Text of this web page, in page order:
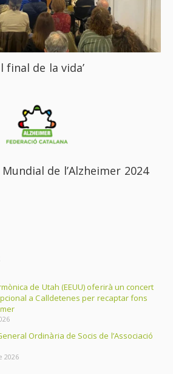
final de la vida’
de l’Alzheimer 2024
de Utah (EEUU) oferirà un concert
a Calldetenes per recaptar fons
Ordinària de Socis de l’Associació
2026